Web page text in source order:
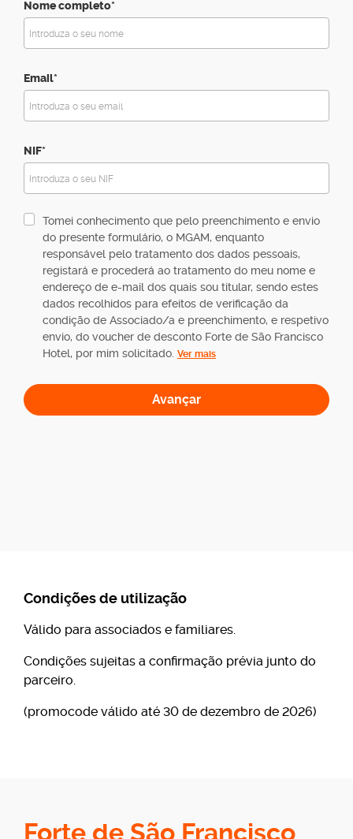
Nome completo*
Email*
NIF*
Tomei conhecimento que pelo preenchimento e envio
do presente formulário, o MGAM, enquanto
responsável pelo tratamento dos dados pessoais,
registará e procederá ao tratamento do meu nome e
endereço de e-mail dos quais sou titular, sendo estes
dados recolhidos para efeitos de verificação da
condição de Associado/a e preenchimento, e respetivo
envio, do voucher de desconto Forte de São Francisco
Hotel, por mim solicitado. Ver mais
Avançar
Condições de utilização
Válido para associados e familiares.
Condições sujeitas a confirmação prévia junto do
parceiro.
(promocode válido até 30 de dezembro de 2026)
Forte de São Francisco